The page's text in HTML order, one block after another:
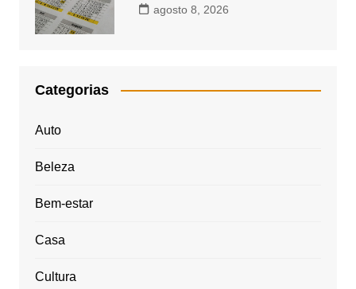
agosto 8, 2026
Categorias
Auto
Beleza
Bem-estar
Casa
Cultura